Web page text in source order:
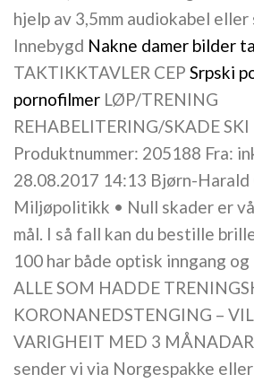
hjelp av 3,5mm audiokabel
Innebygd Nakne damer bilder
TAKTIKKTAVLER CEP Srpski
pornofilmer LØP/TRENING
REHABELITERING/SKADE
Produktnummer: 205188 Fra:
28.08.2017 14:13 Bjørn-
Miljøpolitikk • Null skader er
mål. I så fall kan du bestille
100 har både optisk inngang og
ALLE SOM HADDE
KORONANEDSTENGING –
VARIGHEIT MED 3
sender vi via Norgespakke eller